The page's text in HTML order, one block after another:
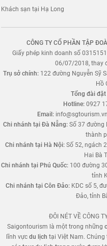
Khách sạn tại Hạ Long
CÔNG TY CỔ PHẦN TẬP
Giấy phép kinh doanh số
06/07/2018, thay
Trụ sở chính: 122 đường Nguyễn Sỹ
Hồ
Tổng đài đặt
Hotline: 0927
Email: info@sgtourism.vn
Chi nhánh tại Đà Nẵng: Số 37 đường
thành
Chi nhánh tại Hà Nội: Số 52, ngách
Hai Bà
Chi nhánh tại Phú Quốc: 100 đường
tỉnh
Chi nhánh tại Côn Đảo: KDC số 5,
Đảo, tỉnh
ĐÔI NÉT VỀ CÔNG
Saigontourism là một trong những
lĩnh vựcdu lịch tại Việt Nam.